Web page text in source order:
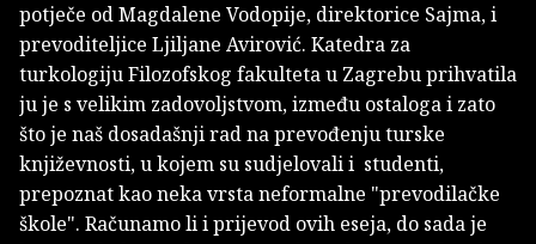
potječe od Magdalene Vodopije, direktorice Sajma, i
prevoditeljice Ljiljane Avirović. Katedra za
turkologiju Filozofskog fakulteta u Zagrebu prihvatila
ju je s velikim zadovoljstvom, između ostaloga i zato
što je naš dosadašnji rad na prevođenju turske
književnosti, u kojem su sudjelovali i studenti,
prepoznat kao neka vrsta neformalne "prevodilačke
škole". Računamo li i prijevod ovih eseja, do sada je